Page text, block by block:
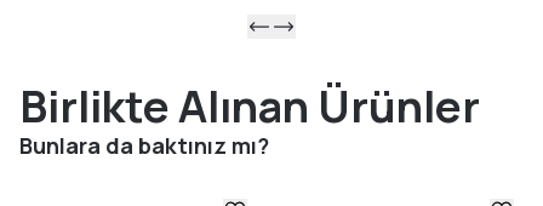
Birlikte Alınan Ürünler
Bunlara da baktınız mı?